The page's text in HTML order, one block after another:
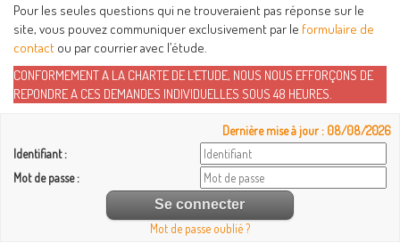
Pour les seules questions qui ne trouveraient pas réponse sur le
site, vous pouvez communiquer exclusivement par le formulaire de
contact ou par courrier avec l’étude.
CONFORMEMENT A LA CHARTE DE L’ETUDE, NOUS NOUS EFFORÇONS DE
REPONDRE A CES DEMANDES INDIVIDUELLES SOUS 48 HEURES.
Dernière mise à jour : 08/08/2026
Identifiant :
Mot de passe :
Mot de passe oublié ?